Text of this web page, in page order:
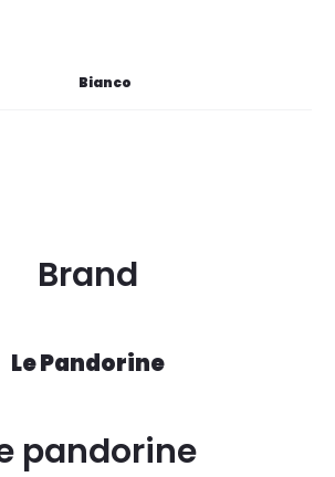
Bianco
Brand
Le Pandorine
pandorine